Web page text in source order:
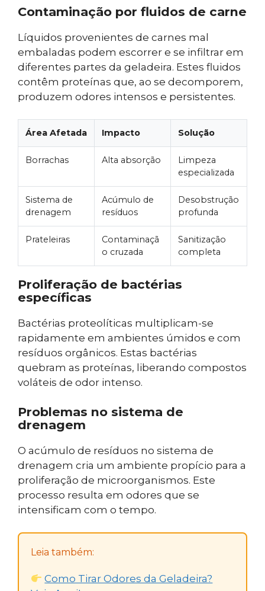
Contaminação por fluidos de carne
Líquidos provenientes de carnes mal
embaladas podem escorrer e se infiltrar em
diferentes partes da geladeira. Estes fluidos
contêm proteínas que, ao se decomporem,
produzem odores intensos e persistentes.
Área Afetada Impacto Solução
Borrachas Alta absorção
Limpeza
especializada
Sistema de
drenagem
Acúmulo de
resíduos
Desobstrução
profunda
Prateleiras
Contaminaçã
o cruzada
Sanitização
completa
Proliferação de bactérias
específicas
Bactérias proteolíticas multiplicam-se
rapidamente em ambientes úmidos e com
resíduos orgânicos. Estas bactérias
quebram as proteínas, liberando compostos
voláteis de odor intenso.
Problemas no sistema de
drenagem
O acúmulo de resíduos no sistema de
drenagem cria um ambiente propício para a
proliferação de microorganismos. Este
processo resulta em odores que se
intensificam com o tempo.
Leia também:
Como Tirar Odores da Geladeira?